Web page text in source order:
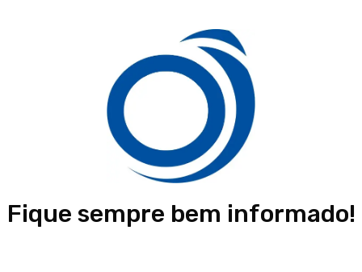
Fique sempre bem informado!